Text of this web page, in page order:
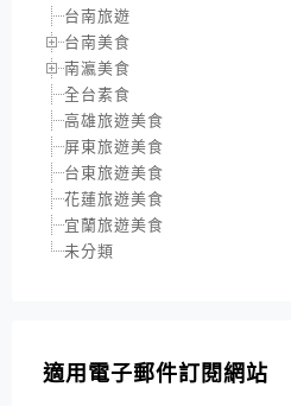
台南旅遊
台南美食
南瀛美食
全台素食
高雄旅遊美食
屏東旅遊美食
台東旅遊美食
花蓮旅遊美食
宜蘭旅遊美食
未分類
適用電子郵件訂閱網站